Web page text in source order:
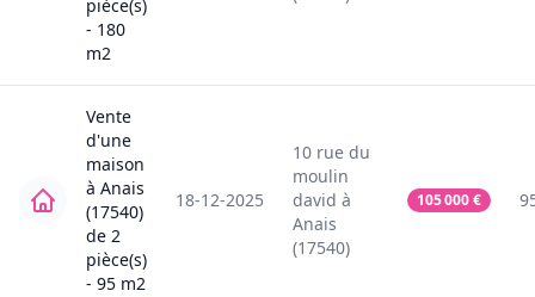
pièce(s)
- 180
m2
Vente
d'une
maison
à Anais
(17540)
de 2
pièce(s)
- 95 m2
18-12-2025
10 rue du
moulin
david à
Anais
(17540)
105 000€